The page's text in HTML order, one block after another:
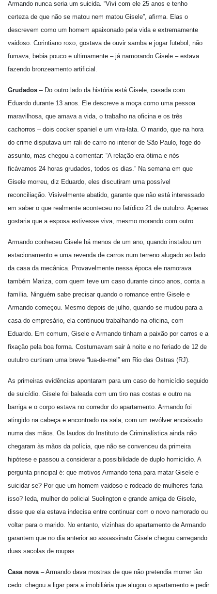
Armando nunca seria um suicida. “Vivi com ele 25 anos e tenho
certeza de que não se matou nem matou Gisele”, afirma. Elas o
descrevem como um homem apaixonado pela vida e extremamente
vaidoso. Corintiano roxo, gostava de ouvir samba e jogar futebol, não
fumava, bebia pouco e ultimamente – já namorando Gisele – estava
fazendo bronzeamento artificial.
Grudados – Do outro lado da história está Gisele, casada com
Eduardo durante 13 anos. Ele descreve a moça como uma pessoa
maravilhosa, que amava a vida, o trabalho na oficina e os três
cachorros – dois cocker spaniel e um vira-lata. O marido, que na hora
do crime disputava um rali de carro no interior de São Paulo, foge do
assunto, mas chegou a comentar: “A relação era ótima e nós
ficávamos 24 horas grudados, todos os dias.” Na semana em que
Gisele morreu, diz Eduardo, eles discutiram uma possível
reconciliação. Visivelmente abatido, garante que não está interessado
em saber o que realmente aconteceu no fatídico 21 de outubro. Apenas
gostaria que a esposa estivesse viva, mesmo morando com outro.
Armando conheceu Gisele há menos de um ano, quando instalou um
estacionamento e uma revenda de carros num terreno alugado ao lado
da casa da mecânica. Provavelmente nessa época ele namorava
também Mariza, com quem teve um caso durante cinco anos, conta a
família. Ninguém sabe precisar quando o romance entre Gisele e
Armando começou. Mesmo depois de julho, quando se mudou para a
casa do empresário, ela continuou trabalhando na oficina, com
Eduardo. Em comum, Gisele e Armando tinham a paixão por carros e a
fixação pela boa forma. Costumavam sair à noite e no feriado de 12 de
outubro curtiram uma breve “lua-de-mel” em Rio das Ostras (RJ).
As primeiras evidências apontaram para um caso de homicídio seguido
de suicídio. Gisele foi baleada com um tiro nas costas e outro na
barriga e o corpo estava no corredor do apartamento. Armando foi
atingido na cabeça e encontrado na sala, com um revólver encaixado
numa das mãos. Os laudos do Instituto de Criminalística ainda não
chegaram às mãos da polícia, que não se convenceu da primeira
hipótese e passou a considerar a possibilidade de duplo homicídio. A
pergunta principal é: que motivos Armando teria para matar Gisele e
suicidar-se? Por que um homem vaidoso e rodeado de mulheres faria
isso? Ieda, mulher do policial Suelington e grande amiga de Gisele,
disse que ela estava indecisa entre continuar com o novo namorado ou
voltar para o marido. No entanto, vizinhas do apartamento de Armando
garantem que no dia anterior ao assassinato Gisele chegou carregando
duas sacolas de roupas.
Casa nova– Armando dava mostras de que não pretendia morrer tão
cedo: chegou a ligar para a imobiliária que alugou o apartamento e pedir